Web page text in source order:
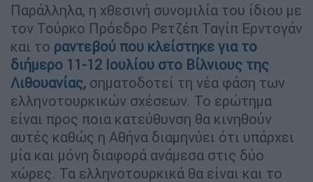
Παράλληλα, η χθεσινή συνομιλία του ίδιου με
τον Τούρκο Πρόεδρο Ρετζέπ Ταγίπ Ερντογάν
και το ραντεβού που κλείστηκε για το
διήμερο 11-12 Ιουλίου στο Βίλνιους της
Λιθουανίας, σηματοδοτεί τη νέα φάση των
ελληνοτουρκικών σχέσεων. Το ερώτημα
είναι προς ποια κατεύθυνση θα κινηθούν
αυτές καθώς η Αθήνα διαμηνύει ότι υπάρχει
μία και μόνη διαφορά ανάμεσα στις δύο
χώρες. Τα ελληνοτουρκικά θα είναι και το